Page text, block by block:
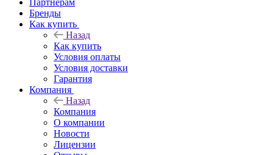
Партнерам
Бренды
Как купить
Назад
Как купить
Условия оплаты
Условия доставки
Гарантия
Компания
Назад
Компания
О компании
Новости
Лицензии